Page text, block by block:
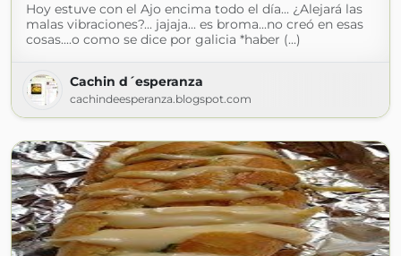
Hoy estuve con el Ajo encima todo el día... ¿Alejará las
malas vibraciones?... jajaja... es broma...no creó en esas
cosas....o como se dice por galicia *haber (...)
Cachin d´esperanza
cachindeesperanza.blogspot.com